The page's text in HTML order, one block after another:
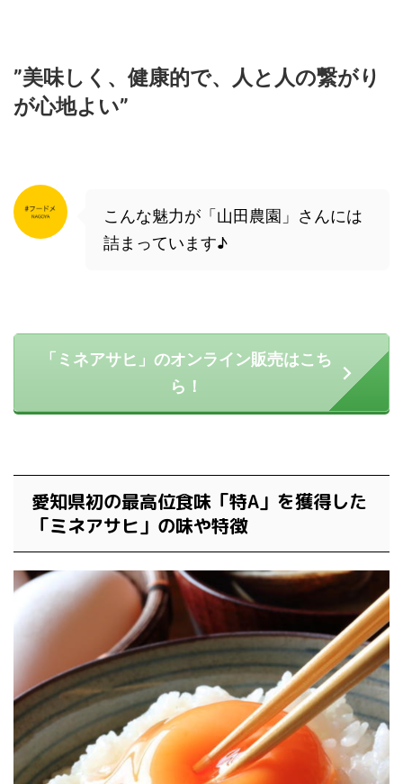
”美味しく、健康的で、人と人の繋がり
が心地よい”
こんな魅力が「山田農園」さんには
詰まっています♪
「ミネアサヒ」のオンライン販売はこち
ら！
愛知県初の最高位食味「特A」を獲得した
「ミネアサヒ」の味や特徴